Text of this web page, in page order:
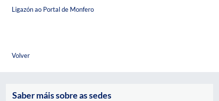
Ligazón ao Portal de Monfero
Volver
Saber máis sobre as sedes